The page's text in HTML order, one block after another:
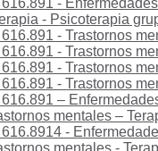
616.891 -
- Psicoterapia
616.891 - Trastornos
616.891 - Trastornos
616.891 - Trastornos
616.891 - Trastornos
616.891 –
mentales –
616.8914 -
mentales -